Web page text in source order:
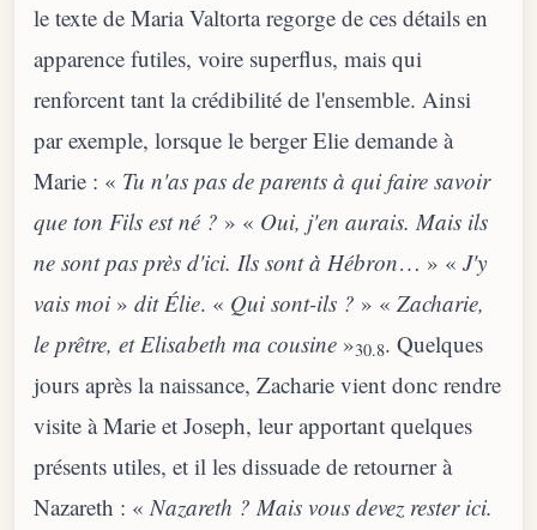
le texte de Maria Valtorta regorge de ces détails en
apparence futiles, voire superflus, mais qui
renforcent tant la crédibilité de l'ensemble. Ainsi
par exemple, lorsque le berger Elie demande à
Marie : « Tu n'as pas de parents à qui faire savoir
que ton Fils est né ? » « Oui, j'en aurais. Mais ils
ne sont pas près d'ici. Ils sont à Hébron… » « J'y
vais moi » dit Élie. « Qui sont-ils ? » « Zacharie,
le prêtre, et Elisabeth ma cousine »30.8. Quelques
jours après la naissance, Zacharie vient donc rendre
visite à Marie et Joseph, leur apportant quelques
présents utiles, et il les dissuade de retourner à
Nazareth : « Nazareth ? Mais vous devez rester ici.